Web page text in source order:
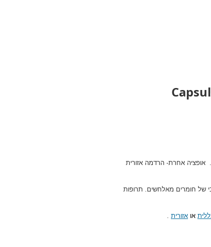
אופציה אחרת- הרדמה אזורית
של חומרים מאלחשים. תרופות
או אזורית .